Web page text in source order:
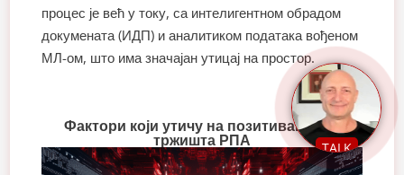
процес је већ у току, са интелигентном обрадом
докумената (ИДП) и аналитиком података вођеном
МЛ-ом, што има значајан утицај на простор.
Фактори који утичу на позитиван раст
тржишта РПА TALK